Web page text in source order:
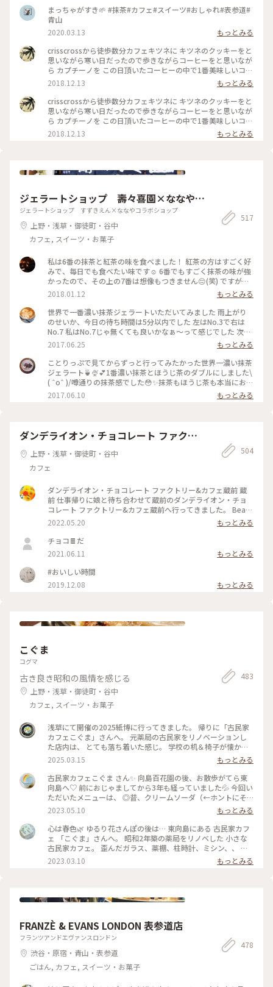
まっちゃがすき🌱 #抹茶#カフェ#スイーツ#おしゃれ#表参道#
青山
2020.03.13
もっとみる
crisscrossから徒歩数分カフェキツネに キツネのクッキーをと
思いながら寒い日だったので歩きながらコーヒーをと思いなが
ら カプチーノを この日頂いたコーヒーの中で1番美味しいコー
ヒーでした 店内も清潔感 綺麗な空間 #わたしの街#カフェ巡り
2018.12.13
もっとみる
crisscrossから徒歩数分カフェキツネに キツネのクッキーをと
思いながら寒い日だったので歩きながらコーヒーをと思いなが
ら カプチーノを この日頂いたコーヒーの中で1番美味しいコー
ヒーでした 店内も清潔感 綺麗な空間 #わたしの街#カフェ巡り
2018.12.13 もっとみる
ジェラートショップ 壽々喜園×ななやコ
ラボショップ
ジェラートショップ すずきえん×ななやコラボショップ
上野・浅草・御徒町・谷中
カフェ, スイーツ・お菓子
517
私は6番の抹茶と紅茶の味を食べました！ 紅茶の方はすごく好
みで、毎日でも食べたい味です☺️ 6番でもすごく抹茶の味が強
かったので、その上の7番は想像もつきません😔(笑) ですが、
抹茶好きな人にはとってもオススメです👌🏻浅草観光がてらお店
に立ち寄られてはどうでしょう👧🏻💗 #和スイーツ #ジェラー
ト #寿々喜園 #ななや
2018.01.12
もっとみる
世界で一番濃い抹茶ジェラートいただいてみました 雨上がり
のせいか、今日の待ち時間は5分以内でした 左はNo.3で右は
No.7 私はNo.7じゃ無くても良いかなぁ〜って感じでした 次回
はNo.4かNo.5を試してみたいなぁ〜
2017.06.25
もっとみる
ことりっぷで見てからずっと行ってみたかった世界一濃い抹茶
ジェラート🍵🍨💕1番濃い抹茶とほうじ茶のダブルにしました\
( ˆoˆ )/噂通りの抹茶感でした😳✨抹茶もほうじ茶も本当にお茶
そのもののジェラートで美味しかったです😌💓土曜のお昼過ぎ
で、行列ができていました💦でも行く価値ありです♪ #壽々喜
2017.06.10 もっとみる
ダンデライオン・チョコレート ファクト
リー&カフェ蔵前
上野・浅草・御徒町・谷中
カフェ
504
ダンデライオン・チョコレート ファクトリー&カフェ蔵前 蔵
前 仕事帰りに娘と待ち合わせて蔵前のダンデライオン・チョ
コレート ファクトリー&カフェ蔵前へ行ってきました。 Bean
to Bar（ビーントゥバー）とは、カカオ豆からチョコレートバ
ーになるまで一貫して製造を行うことだそうで（いまさら知り
ました💦）、レジ脇の硝子張りのお部屋にはカカオ豆がたくさ
んあり、右側には完成したチョコバーが綺麗に並んでいまし
た。 今日は、蔵前店限定のほうじ茶で香りづけしたホットチ
ョコレートと一番人気のスモアをたべました。 （スモア→グ
ラハムクラッカーの上にチョコレートガナッシュとマシュマロ
が乗っていて、注文を受けてから表面を焼き上げてくれます）
て、東京にはいまはここだけになってしまったのですね。 土日
前 #カフェ #まだまだ #行きたいカフェが #いっぱい
2022.05.20
もっとみる
チョコ🍫だ
2021.06.11
もっとみる
#おいしい時間
2019.12.08
もっとみる
こぐま
コグマ
古き良き昭和の風情を感じる
上野・浅草・御徒町・谷中
カフェ, スイーツ・お菓子
483
浅草にて開催の2025紙博に行ってきました。 帰りに「古民家
カフェこぐま」さんへ。 元薬局の古民家をリノベーションし
た店内は、 とても落ち着いた感じ。 学校の机＆椅子が懐かし
いかった！ 食事とスイーツで悩みましたが、 今回はランチ兼
ディナーとして焼きオムライス。 卵の下にチーズが入ってい
て、美味しかったです。 次はスイーツをいただきたいな〜 #曳
舟 #東向島 #古民家カフェ #スカイツリー
2025.03.15
もっとみる
古民家カフェこぐま さん✨ 向島百花園の後、お散歩がてら東
向島へ♡ 前におじゃましてから3年も経っていました💦 今回い
ただいたメニューは、 ◎昔、クリームソーダ（←ホントにそ
ういう名前） ◎焼きカレー ここに来ると頼みたくなるクリー
ムソーダ（笑） （前回も投稿していた😂） そしてお初の焼き
カレー旨しです！🍛 * 相変わらずレトロ感溢れ、ダウンライト
が落ち着きます。 ポイントカードをもらったので、 また訪問
したいと思います🧸💕 #こぐま #古民家カフェ #レトロ #もと
薬局 #ランチ #スイーツ食べてないよ #私のことりっぷ旅 #レ
トロな街 #ひとりカフェ部
2023.05.10
もっとみる
心は春色🌿 ゆるり花さんぽの後は… 東向島にある 古民家カフ
ェ 「こぐま」さんへ。 昭和2年築の薬局をリノベした 小さな
古民家カフェ。 歪んだガラス、薬棚、柱時計、ミシン、、 古
いものと、学校の机と椅子などなど… なんともノスタルジック
な店内で あんみつ玉と ジャスミン茶、 ショコラと珈琲のタル
た。 #心は春色#東向島#こぐま#古民家カフェ#東京カフェ#ゆ
2023.03.10 もっとみる
FRANZÈ & EVANS LONDON 表参道店
フランツアンドエヴァンスロンドン
渋谷・原宿・青山・表参道
ごはん, カフェ, スイーツ・お菓子
478